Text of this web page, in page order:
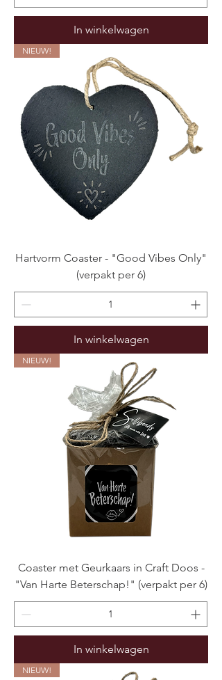
In winkelwagen
NIEUW!
Hartvorm Coaster - "Good Vibes Only"
(verpakt per 6)
In winkelwagen
NIEUW!
Coaster met Geurkaars in Craft Doos -
"Van Harte Beterschap!" (verpakt per 6)
In winkelwagen
NIEUW!